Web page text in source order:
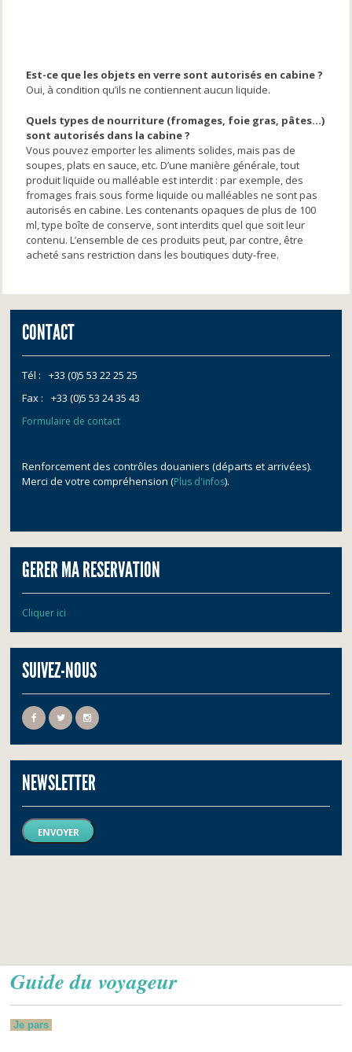
Est-ce que les objets en verre sont autorisés en cabine ?
Oui, à condition qu’ils ne contiennent aucun liquide.
Quels types de nourriture (fromages, foie gras, pâtes…)
sont autorisés dans la cabine ?
Vous pouvez emporter les aliments solides, mais pas de
soupes, plats en sauce, etc. D’une manière générale, tout
produit liquide ou malléable est interdit : par exemple, des
fromages frais sous forme liquide ou malléables ne sont pas
autorisés en cabine. Les contenants opaques de plus de 100
ml, type boîte de conserve, sont interdits quel que soit leur
contenu. L’ensemble de ces produits peut, par contre, être
acheté sans restriction dans les boutiques duty-free.
CONTACT
Tél :
+33 (0)5 53 22 25 25
Fax :
+33 (0)5 53 24 35 43
Formulaire de contact
Renforcement des contrôles douaniers (départs et arrivées).
Merci de votre compréhension (Plus d'infos).
GERER MA RESERVATION
Cliquer ici
SUIVEZ-NOUS
NEWSLETTER
ENVOYER
Guide du voyageur
Je pars